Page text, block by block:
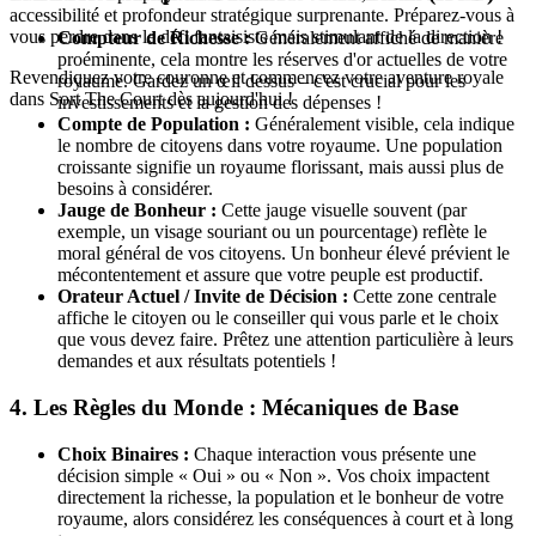
accessibilité et profondeur stratégique surprenante. Préparez-vous à
vous perdre dans le défi fantaisiste mais stimulant de la direction !
Revendiquez votre couronne et commencez votre aventure royale
dans Sort The Court dès aujourd'hui !
Compteur de Richesse :Généralement affiché de manière
proéminente, cela montre les réserves d'or actuelles de votre
royaume. Gardez un œil dessus – c'est crucial pour les
investissements et la gestion des dépenses !
Compte de Population : Généralement visible, cela indique
le nombre de citoyens dans votre royaume. Une population
croissante signifie un royaume florissant, mais aussi plus de
besoins à considérer.
Jauge de Bonheur : Cette jauge visuelle souvent (par
exemple, un visage souriant ou un pourcentage) reflète le
moral général de vos citoyens. Un bonheur élevé prévient le
mécontentement et assure que votre peuple est productif.
Orateur Actuel / Invite de Décision : Cette zone centrale
affiche le citoyen ou le conseiller qui vous parle et le choix
que vous devez faire. Prêtez une attention particulière à leurs
demandes et aux résultats potentiels !
4. Les Règles du Monde : Mécaniques de Base
Choix Binaires : Chaque interaction vous présente une
décision simple « Oui » ou « Non ». Vos choix impactent
directement la richesse, la population et le bonheur de votre
royaume, alors considérez les conséquences à court et à long